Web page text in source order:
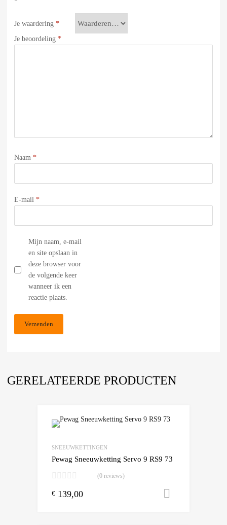
Je waardering *
Je beoordeling *
Naam *
E-mail *
Mijn naam, e-mail
en site opslaan in
deze browser voor
de volgende keer
wanneer ik een
reactie plaats.
GERELATEERDE PRODUCTEN
SNEEUWKETTINGEN
Pewag Sneeuwketting Servo 9 RS9 73
(0 reviews)
€ 139,00